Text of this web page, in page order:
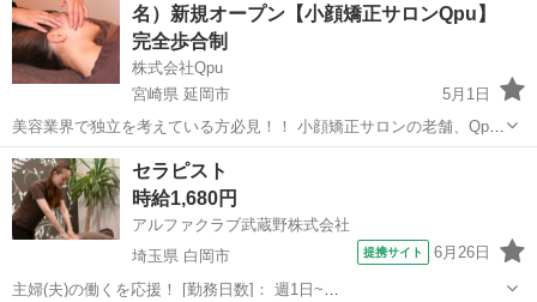
名）新規オープン【小顔矯正サロンQpu】
完全歩合制
株式会社Qpu
宮崎県 延岡市
5月1日
美容業界で独立を考えている方必見！！ 小顔矯正サロンの老舗、Qpu
のオーナーとして、新しいキャリアをスタートしませんか？？ 🌟 「キ
ュープ」ってどんなサロン？ 🌟 Qpuは2012年に東京の六本木で第1号
店をオープ...
宮崎 延岡市 セラピスト
セラピスト
時給1,680円
アルファクラブ武蔵野株式会社
埼玉県 白岡市
提携サイト 6月26日
主婦(夫)の働くを応援！ [勤務日数]： 週1日~